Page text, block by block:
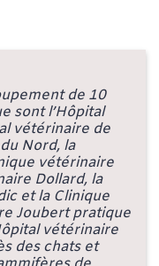
de 10
sont l’Hôpital
vétérinaire de
Nord, la
vétérinaire
Dollard, la
et la Clinique
Joubert pratique
vétérinaire
des chats et